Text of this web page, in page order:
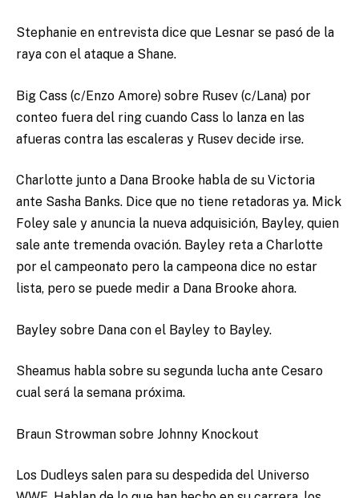
Stephanie en entrevista dice que Lesnar se pasó de la
raya con el ataque a Shane.
Big Cass (c/Enzo Amore) sobre Rusev (c/Lana) por
conteo fuera del ring cuando Cass lo lanza en las
afueras contra las escaleras y Rusev decide irse.
Charlotte junto a Dana Brooke habla de su Victoria
ante Sasha Banks. Dice que no tiene retadoras ya. Mick
Foley sale y anuncia la nueva adquisición, Bayley, quien
sale ante tremenda ovación. Bayley reta a Charlotte
por el campeonato pero la campeona dice no estar
lista, pero se puede medir a Dana Brooke ahora.
Bayley sobre Dana con el Bayley to Bayley.
Sheamus habla sobre su segunda lucha ante Cesaro
cual será la semana próxima.
Braun Strowman sobre Johnny Knockout
Los Dudleys salen para su despedida del Universo